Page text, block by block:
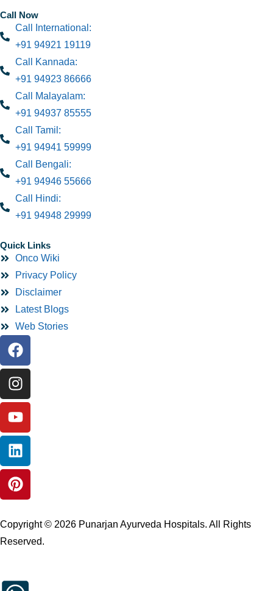
Call Now
Call International:
+91 94921 19119
Call Kannada:
+91 94923 86666
Call Malayalam:
+91 94937 85555
Call Tamil:
+91 94941 59999
Call Bengali:
+91 94946 55666
Call Hindi:
+91 94948 29999
Quick Links
Onco Wiki
Privacy Policy
Disclaimer
Latest Blogs
Web Stories
Copyright © 2026 Punarjan Ayurveda Hospitals. All Rights
Reserved.